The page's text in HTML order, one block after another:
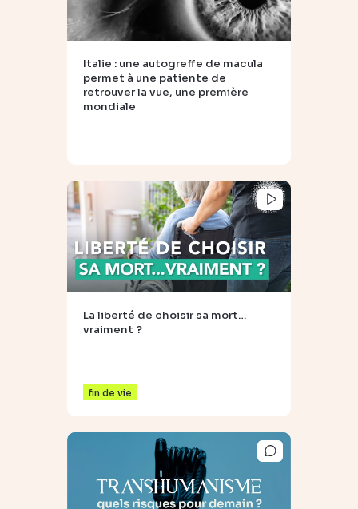
Italie : une autogreffe de macula
permet à une patiente de
retrouver la vue, une première
mondiale
La liberté de choisir sa mort…
vraiment ?
fin de vie